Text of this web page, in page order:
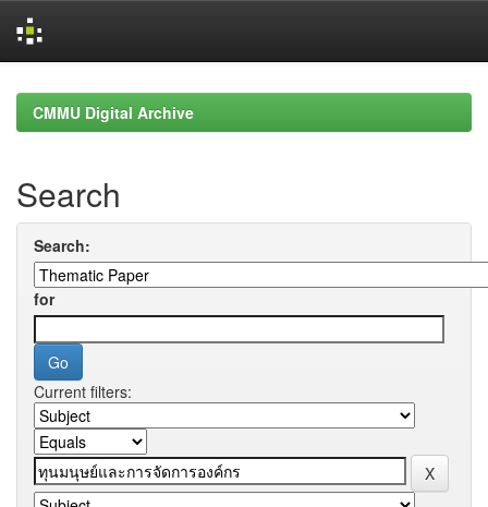
navigationCMMU Digital Archive
Search
Search:
for
Current filters: